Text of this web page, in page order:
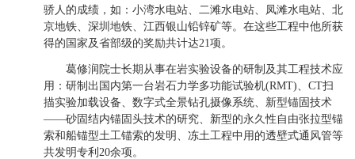
骄人的成绩，如：小湾水电站、二滩水电站、凤滩水电站、北
京地铁、深圳地铁、江西银山铅锌矿等。在这些工程中他所获
得的国家及省部级的奖励共计达21项。
葛修润院士长期从事在岩实验设备的研制及其工程技术应
用：研制出国内第一台岩石力学多功能试验机(RMT)、CT扫
描实验加载设备、数字式全景钻孔摄像系统、新型锚固技术
——砂固结内锚固头技术的研究、新型的永久性自由张拉型锚
索和船锚型土工锚索的发明、冻土工程中用的透壁式通风管等
共发明专利20余项。